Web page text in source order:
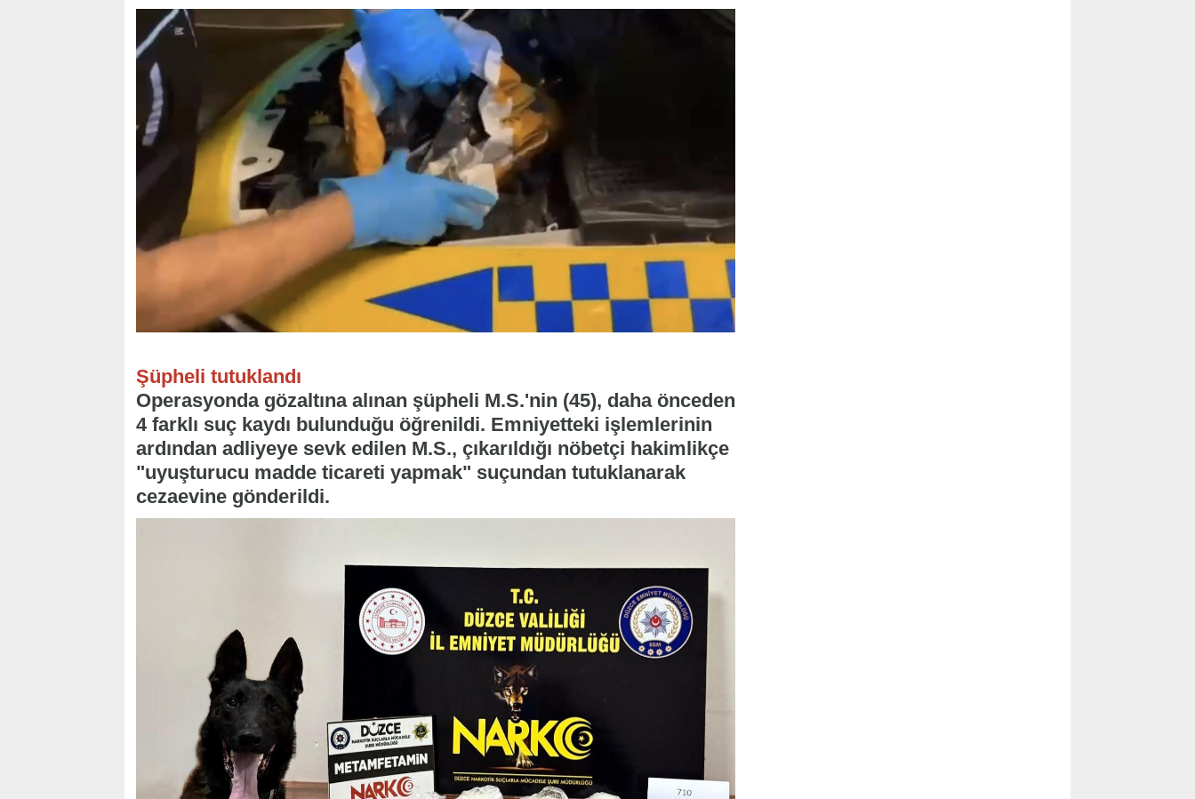
Şüpheli tutuklandı
Operasyonda gözaltına alınan şüpheli M.S.'nin (45), daha önceden
4 farklı suç kaydı bulunduğu öğrenildi. Emniyetteki işlemlerinin
ardından adliyeye sevk edilen M.S., çıkarıldığı nöbetçi hakimlikçe
"uyuşturucu madde ticareti yapmak" suçundan tutuklanarak
cezaevine gönderildi.